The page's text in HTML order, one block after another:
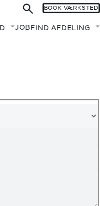
Fold undermenu ud
JOB FIND AFDELING
BOOK VÆRKSTED